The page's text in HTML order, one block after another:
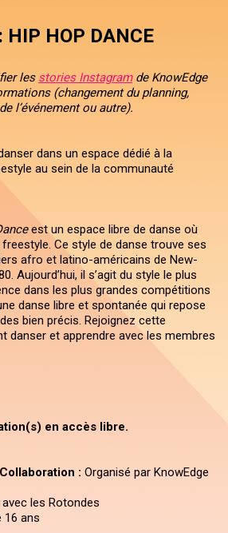
HIP HOP DANCE
les stories Instagramde KnowEdge
(changement du planning,
l’événement ou autre).
dans un espace dédié à la
au sein de la communauté
est un espace libre de danse où
freestyle. Ce style de danse trouve ses
afro et latino-américains de New-
Aujourd’hui, il s’agit du style le plus
dans les plus grandes compétitions
danse libre et spontanée qui repose
bien précis. Rejoignez cette
danser et apprendre avec les membres
en accès libre.
: Organisé par KnowEdge
les Rotondes
16 ans